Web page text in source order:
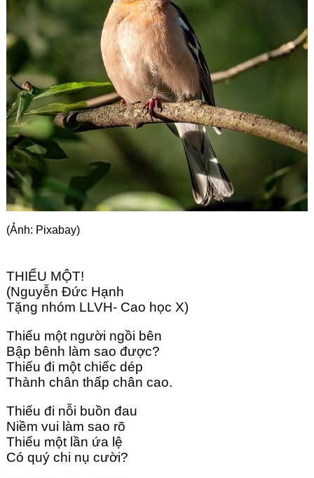
Góc chia sẻ
Liên hệ
Tìm kiếm
(Ảnh: Pixabay)
THIẾU MỘT!
(Nguyễn Đức Hạnh
Tặng nhóm LLVH- Cao học X)
Thiếu một người ngồi bên
Bập bênh làm sao được?
Thiếu đi một chiếc dép
Thành chân thấp chân cao.
Thiếu đi nỗi buồn đau
Niềm vui làm sao rõ
Thiếu một lần ứa lệ
Có quý chi nụ cười?